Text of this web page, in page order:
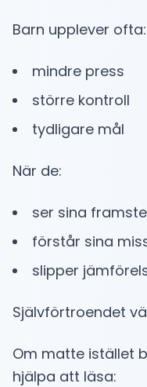
Barn upplever ofta:
mindre press
större kontroll
tydligare mål
När de:
ser sina
förstår sina
slipper
Självförtroendet
Om matte istället
hjälpa att läsa: